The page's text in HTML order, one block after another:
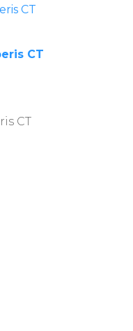
CT
CT